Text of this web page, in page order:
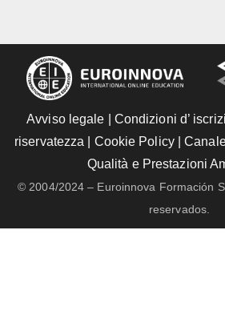
Avviso legale Condizioni d’
riservatezza
Cookie Policy|
Qualità e Prestazioni
© 2004/2024 – Euroinnova Formación
reservados.